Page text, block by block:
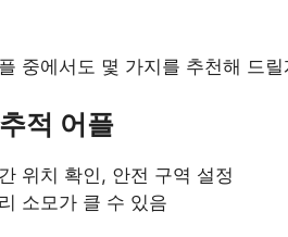
중에서도 몇 가지를 추천해 드릴
적 어플
위치 확인, 안전 구역 설정
소모가 클 수 있음